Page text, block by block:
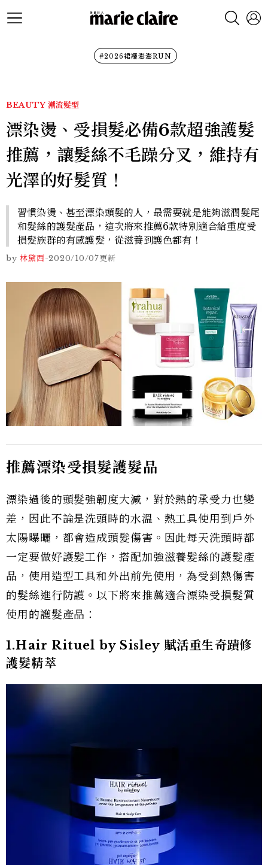
#2026裙襬澎澎RUN
BEAUTY 潮流髮型
漂染燙、受損髮必備6款超強護髮
推薦，讓髮絲不毛躁分叉，維持有
光澤的好髮質！
習慣染燙、甚至漂染頭髮的人，最需要就是能夠滋潤髮尾
和髮絲的護髮產品，這次將來推薦6款特別適合給重度受
損髮族群的有感護髮，從滋養到護色都有！
by 林黛西-2020/10/07更新
推薦漂染受損髮護髮品
漂染過後的頭髮強韌度大減，對於熱的承受力也變
差，因此不論是洗頭時的水溫、熱工具使用到戶外
太陽曝曬，都會造成頭髮傷害。因此每天洗頭時都
一定要做好護髮工作，搭配加強滋養髮絲的護髮產
品，使用造型工具和外出前先使用，為受到熱傷害
的髮絲進行防護。以下將來推薦適合漂染受損髮質
使用的護髮產品：
1.Hair Rituel by Sisley 賦活重生奇蹟修
護髮精萃